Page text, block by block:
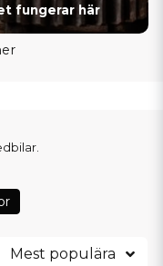
fungerar här
Mest populära